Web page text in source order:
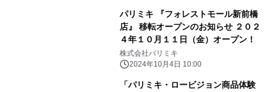
パリミキ 『フォレストモール新前橋
店』 移転オープンのお知らせ ２０２
４年１０月１１日（金）オープン！
株式会社パリミキ
2024年10月4日 10:00
「パリミキ・ロービジョン商品体験